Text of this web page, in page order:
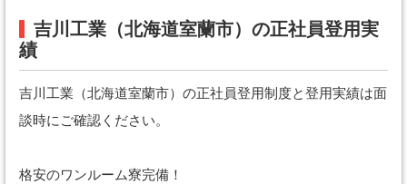
吉川工業（北海道室蘭市）の正社員登用実
績
吉川工業（北海道室蘭市）の正社員登用制度と登用実績は面
談時にご確認ください。
格安のワンルーム寮完備！